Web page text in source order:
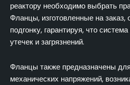
реактору необходимо выбрать
Фланцы, изготовленные на
подгонку, гарантируя, что
утечек и загрязнений.
Фланцы также предназначены
механических напряжений,